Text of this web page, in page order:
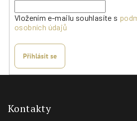
Vložením e-mailu souhlasíte s
osobních údajů
Přihlásit se
Kontakty